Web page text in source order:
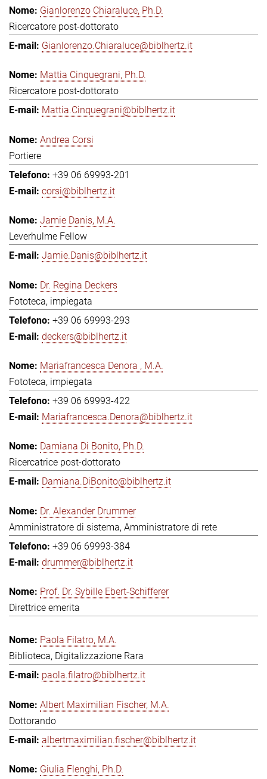
Gianlorenzo Chiaraluce, Ph.D.
Ricercatore post-dottorato
Gianlorenzo.Chiaraluce@biblhertz.it
Mattia Cinquegrani, Ph.D.
Ricercatore post-dottorato
Mattia.Cinquegrani@biblhertz.it
Andrea Corsi
Portiere
+39 06 69993-201
corsi@biblhertz.it
Jamie Danis, M.A.
Leverhulme Fellow
Jamie.Danis@biblhertz.it
Dr. Regina Deckers
Fototeca, impiegata
+39 06 69993-293
deckers@biblhertz.it
Mariafrancesca Denora , M.A.
Fototeca, impiegata
+39 06 69993-422
Mariafrancesca.Denora@biblhertz.it
Damiana Di Bonito, Ph.D.
Ricercatrice post-dottorato
Damiana.DiBonito@biblhertz.it
Dr. Alexander Drummer
Amministratore di sistema, Amministratore di rete
+39 06 69993-384
drummer@biblhertz.it
Prof. Dr. Sybille Ebert-Schifferer
Direttrice emerita
Paola Filatro, M.A.
Biblioteca, Digitalizzazione Rara
paola.filatro@biblhertz.it
Albert Maximilian Fischer, M.A.
Dottorando
albertmaximilian.fischer@biblhertz.it
Giulia Flenghi, Ph.D.